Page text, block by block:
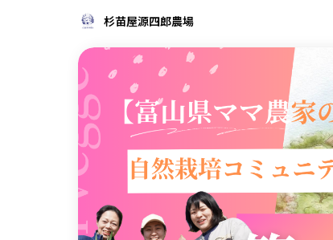
地域からさがす
関東
近畿
中国
四国
九州・沖縄
杉苗屋源四郎農場